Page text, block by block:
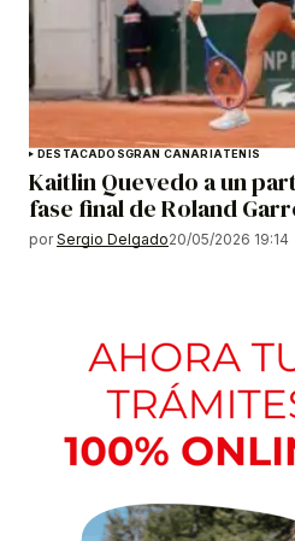
DESTACADOSGRAN CANARIATENIS
Kaitlin Quevedo a un
fase final de Roland
por Sergio Delgado20/05/2026 19:14